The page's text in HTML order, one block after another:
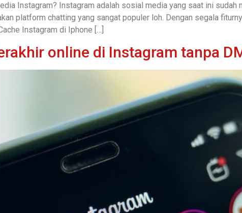
Instagram? Instagram adalah sosial media yang saat ini sudah
platform chatting yang sangat populer loh. Dengan segala
Instagram di Iphone […]
online di Instagram tanpa